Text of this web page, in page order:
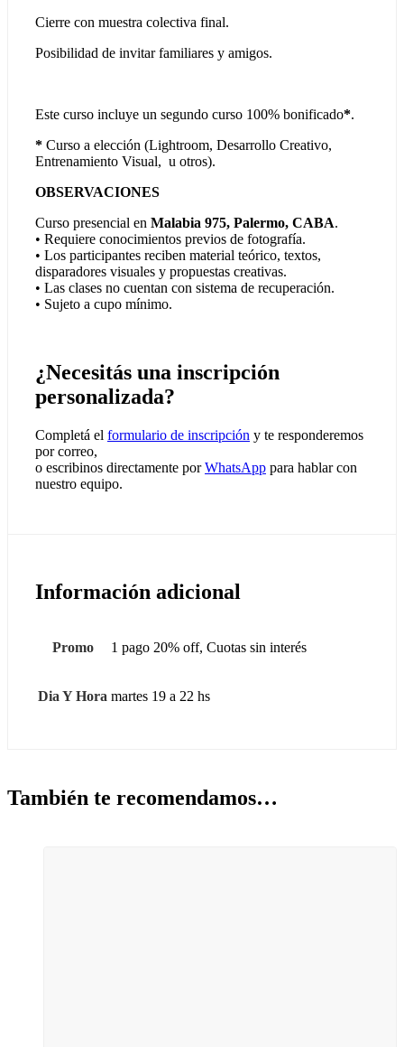
Cierre con muestra colectiva final.
Posibilidad de invitar familiares y amigos.
Este curso incluye un segundo curso 100% bonificado*.
* Curso a elección (Lightroom, Desarrollo Creativo,
Entrenamiento Visual, u otros).
OBSERVACIONES
Curso presencial en Malabia 975, Palermo, CABA.
• Requiere conocimientos previos de fotografía.
• Los participantes reciben material teórico, textos,
disparadores visuales y propuestas creativas.
• Las clases no cuentan con sistema de recuperación.
• Sujeto a cupo mínimo.
¿Necesitás una inscripción
personalizada?
Completá el formulario de inscripción y te responderemos
por correo,
o escribinos directamente porWhatsApp para hablar con
nuestro equipo.
Información adicional
Promo 1 pago 20% off, Cuotas sin interés
Dia Y Hora martes 19 a 22 hs
También te recomendamos…